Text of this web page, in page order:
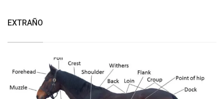
EXTRAÑO